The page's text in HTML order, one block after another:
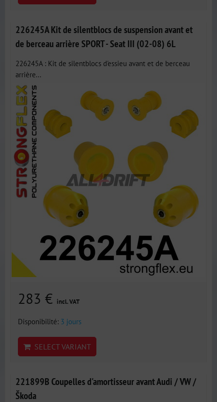
226245A Kit de silentblocs de suspension avant et
de berceau arrière SPORT - Seat III (02-08) 6L
226245A : Kit de silentblocs d'essieu avant et de berceau
arrière...
283 € incl. VAT
Disponibilité: 3 jours
SELECT VARIANT
221899B Coupelles d'amortisseur avant Audi / VW /
Škoda